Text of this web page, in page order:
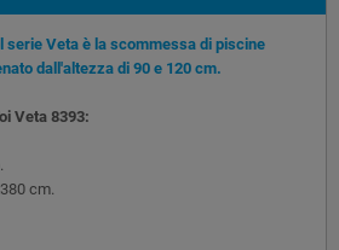
serie Veta è la scommessa di piscine
dall'altezza di 90 e 120 cm.
Veta 8393:
cm.